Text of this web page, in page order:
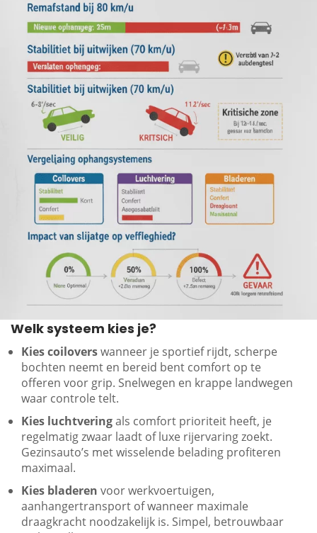
Welk systeem kies je?
Kies coiloverswanneer je sportief rijdt, scherpe
bochten neemt en bereid bent comfort op te
offeren voor grip. Snelwegen en krappe landwegen
waar controle telt.
Kies luchtveringals comfort prioriteit heeft, je
regelmatig zwaar laadt of luxe rijervaring zoekt.
Gezinsauto’s met wisselende belading profiteren
maximaal.
Kies bladeren voor werkvoertuigen,
aanhangertransport of wanneer maximale
draagkracht noodzakelijk is. Simpel, betrouwbaar